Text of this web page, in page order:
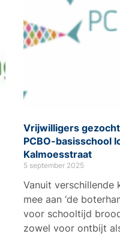
Vrijwilligers
PCBO-basisschool
Kalmoesstraat
5 september 2025
Vanuit verschillende
mee aan ‘de
voor schooltijd
zowel voor ontbijt